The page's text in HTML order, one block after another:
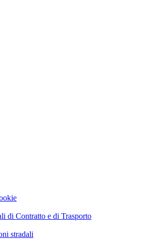
di Contratto e di Trasporto
stradali